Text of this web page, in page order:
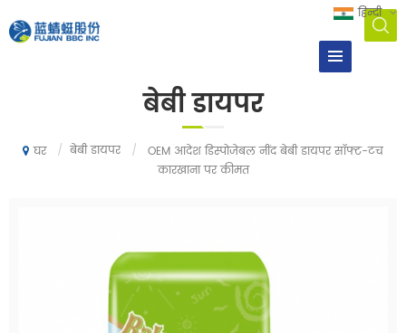
हिन्दी
बेबी डायपर
घर / बेबी डायपर /
OEM आदेश डिस्पोजेबल नींद बेबी डायपर सॉफ्ट-टच
कारखाना पर कीमत